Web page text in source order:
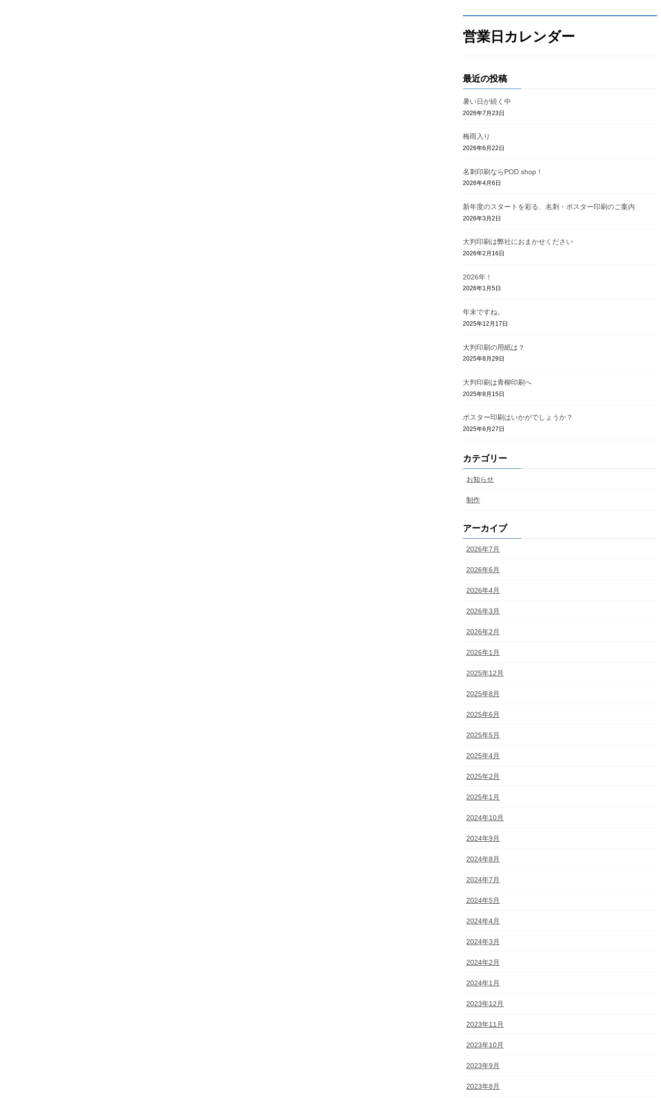
営業日カレンダー
最近の投稿
暑い日が続く中
2026年7月23日
梅雨入り
2026年6月22日
名刺印刷ならPOD shop！
2026年4月6日
新年度のスタートを彩る、名刺・ポスター印刷のご案内
2026年3月2日
大判印刷は弊社におまかせください
2026年2月16日
2026年！
2026年1月5日
年末ですね。
2025年12月17日
大判印刷の用紙は？
2025年8月29日
大判印刷は青柳印刷へ
2025年8月15日
ポスター印刷はいかがでしょうか？
2025年6月27日
カテゴリー
お知らせ
制作
アーカイブ
2026年7月
2026年6月
2026年4月
2026年3月
2026年2月
2026年1月
2025年12月
2025年8月
2025年6月
2025年5月
2025年4月
2025年2月
2025年1月
2024年10月
2024年9月
2024年8月
2024年7月
2024年5月
2024年4月
2024年3月
2024年2月
2024年1月
2023年12月
2023年11月
2023年10月
2023年9月
2023年8月